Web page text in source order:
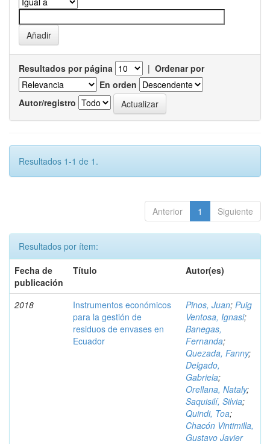
Resultados por página | Ordenar por
En orden
Autor/registro
Resultados 1-1 de 1.
Anterior 1 Siguiente
Resultados por ítem:
Fecha de
publicación
Título Autor(es)
2018
Instrumentos económicos
para la gestión de
residuos de envases en
Ecuador
Pinos, Juan; Puig
Ventosa, Ignasi;
Banegas,
Fernanda;
Quezada, Fanny;
Delgado,
Gabriela;
Orellana, Nataly;
Saquisilí, Silvia;
Quindi, Toa;
Chacón Vintimilla,
Gustavo Javier